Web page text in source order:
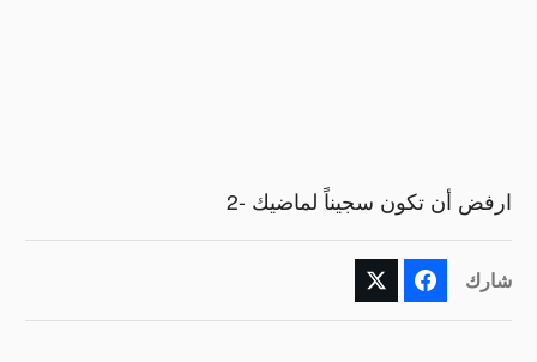
ارفض أن تكون سجيناً لماضيك -2
شارك